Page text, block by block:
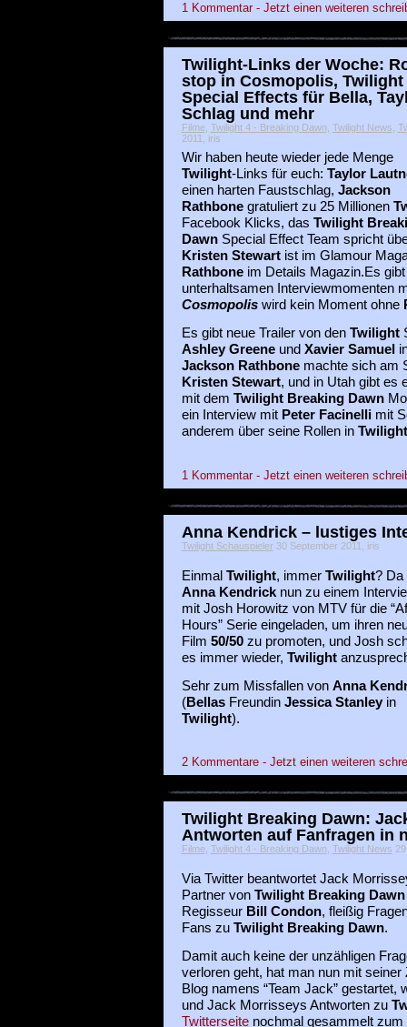
1 Kommentar - Jetzt einen weiteren
Twilight-Links der Woche:
stop in Cosmopolis, Twilight
Special Effects für Bella,
Schlag und mehr
Filme, Twilight 4 - Breaking Dawn, Twilight News
2011, iris
Wir haben heute wieder jede Menge
Twilight-Links für euch: Taylor
einen harten Faustschlag, Jackson
Rathbonegratuliert zu 25 Millionen
Facebook Klicks, das Twilight
DawnSpecial Effect Team spricht
Kristen Stewartist im Glamour
Rathboneim Details Magazin.Es
unterhaltsamen Interviewmomenten
Cosmopolis wird kein Moment ohne
Es gibt neue Trailer von den Twilight
Ashley Greeneund Xavier Samuel
Jackson Rathbonemachte sich am
Kristen Stewart, und in Utah gibt es
mit dem Twilight Breaking Dawn
ein Interview mit Peter Facinellimit
anderem über seine Rollen in
1 Kommentar - Jetzt einen weiteren
Anna Kendrick – lustiges
Twilight Schauspieler30 September 2011, iris
Einmal Twilight, immer Twilight? Da
Anna Kendricknun zu einem
mit Josh Horowitz von MTV für die
Hours” Serie eingeladen, um ihren
Film 50/50zu promoten, und Josh
es immer wieder, Twilight
Sehr zum Missfallen von Anna
(Bellas Freundin Jessica Stanleyin
Twilight).
2 Kommentare - Jetzt einen weiteren
Twilight Breaking Dawn:
Antworten auf Fanfragen in
Filme, Twilight 4 - Breaking Dawn, Twilight News
Via Twitter beantwortet Jack
Partner von Twilight Breaking Dawn
Regisseur Bill Condon, fleißig
Fans zu Twilight Breaking Dawn.
Damit auch keine der unzähligen
verloren geht, hat man nun mit
Blog namens “Team Jack” gestartet,
und Jack Morrisseys Antworten zu
Twitterseitenochmal gesammelt zum